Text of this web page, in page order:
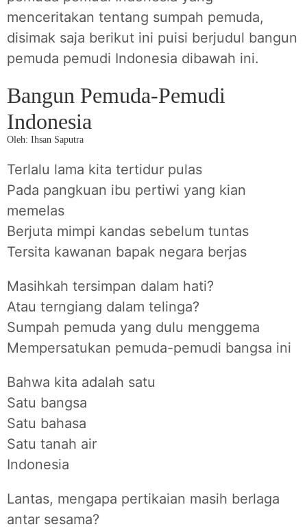
menceritakan tentang sumpah pemuda,
disimak saja berikut ini puisi berjudul bangun
pemuda pemudi Indonesia dibawah ini.
Bangun Pemuda-Pemudi
Indonesia
Oleh: Ihsan Saputra
Terlalu lama kita tertidur pulas
Pada pangkuan ibu pertiwi yang kian
memelas
Berjuta mimpi kandas sebelum tuntas
Tersita kawanan bapak negara berjas
Masihkah tersimpan dalam hati?
Atau terngiang dalam telinga?
Sumpah pemuda yang dulu menggema
Mempersatukan pemuda-pemudi bangsa ini
Bahwa kita adalah satu
Satu bangsa
Satu bahasa
Satu tanah air
Indonesia
Lantas, mengapa pertikaian masih berlaga
antar sesama?